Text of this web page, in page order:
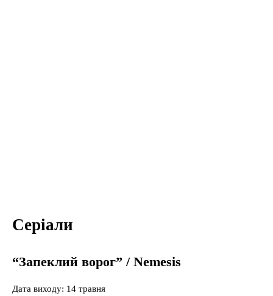
Серіали
“Запеклий ворог” / Nemesis
Дата виходу: 14 травня